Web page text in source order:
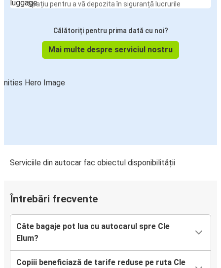
Spațiu pentru a vă depozita în siguranță lucrurile
Călătoriți pentru prima dată cu noi?
Mai multe despre serviciul nostru
Serviciile din autocar fac obiectul disponibilității
Întrebări frecvente
Câte bagaje pot lua cu autocarul spre Cle
Elum?
Copiii beneficiază de tarife reduse pe ruta Cle